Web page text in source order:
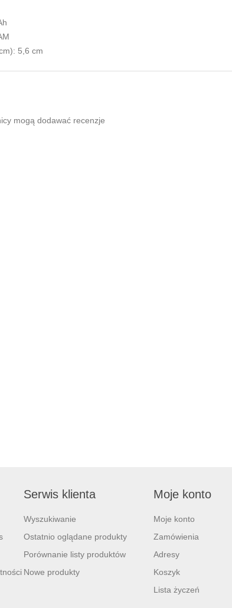
5,6 cm
mogą dodawać recenzje
Serwis klienta
Wyszukiwanie
Ostatnio oglądane produkty
Porównanie listy produktów
Nowe produkty
Moje konto
Moje konto
Zamówienia
Adresy
Koszyk
Lista życzeń